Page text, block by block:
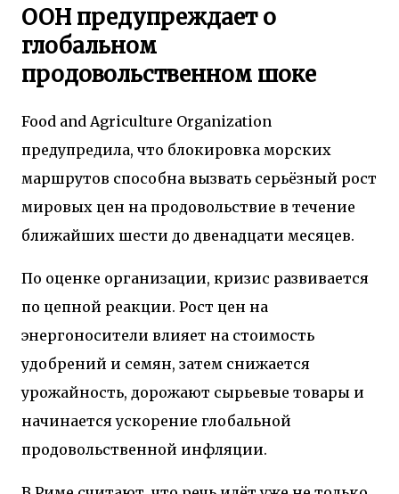
ООН предупреждает о
глобальном
продовольственном шоке
Food and Agriculture Organization
предупредила, что блокировка морских
маршрутов способна вызвать серьёзный рост
мировых цен на продовольствие в течение
ближайших шести до двенадцати месяцев.
По оценке организации, кризис развивается
по цепной реакции. Рост цен на
энергоносители влияет на стоимость
удобрений и семян, затем снижается
урожайность, дорожают сырьевые товары и
начинается ускорение глобальной
продовольственной инфляции.